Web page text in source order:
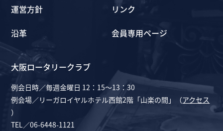
運営方針
沿革
リンク
会員専用ページ
大阪ロータリークラブ
例会日時／毎週金曜日 12：15～13：30
例会場／リーガロイヤルホテル西館2階「山楽の間」（アクセス
）
TEL／06-6448-1121